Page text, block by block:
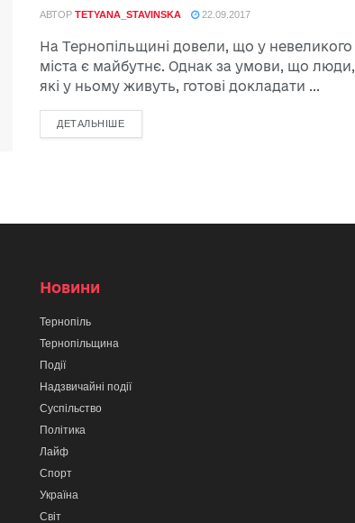
АВТОР TETYANA_STAVINSKA 22.09.2017
На Тернопільщині довели, що у невеликого
міста є майбутнє. Однак за умови, що люди,
які у ньому живуть, готові докладати ...
ДЕТАЛЬНІШЕ
Новини
Тернопіль
Тернопільщина
Події
Надзвичайні події
Суспільство
Політика
Лайф
Спорт
Україна
Світ